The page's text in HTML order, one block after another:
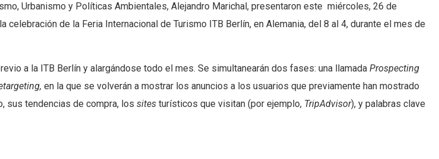
Urbanismo y Políticas Ambientales, Alejandro Marichal, presentaron este miércoles, 26 de
celebración de la Feria Internacional de Turismo ITB Berlín, en Alemania, del 8 al 4, durante el mes de
a la ITB Berlín y alargándose todo el mes. Se simultanearán dos fases: una llamadaProspecting
en la que se volverán a mostrar los anuncios a los usuarios que previamente han mostrado
sus tendencias de compra, lossites turísticos que visitan (por ejemplo, TripAdvisor), y palabras clave